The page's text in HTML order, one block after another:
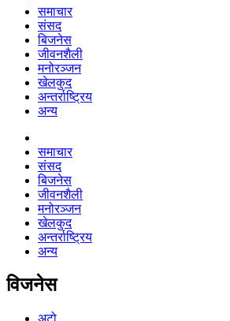
समाचार
संसद
बिजनेस
जीवनशैली
मनोरञ्जन
खेलकुद
अन्तर्राष्ट्रिय
अन्य
समाचार
संसद
बिजनेस
जीवनशैली
मनोरञ्जन
खेलकुद
अन्तर्राष्ट्रिय
अन्य
विजनेस
अटो